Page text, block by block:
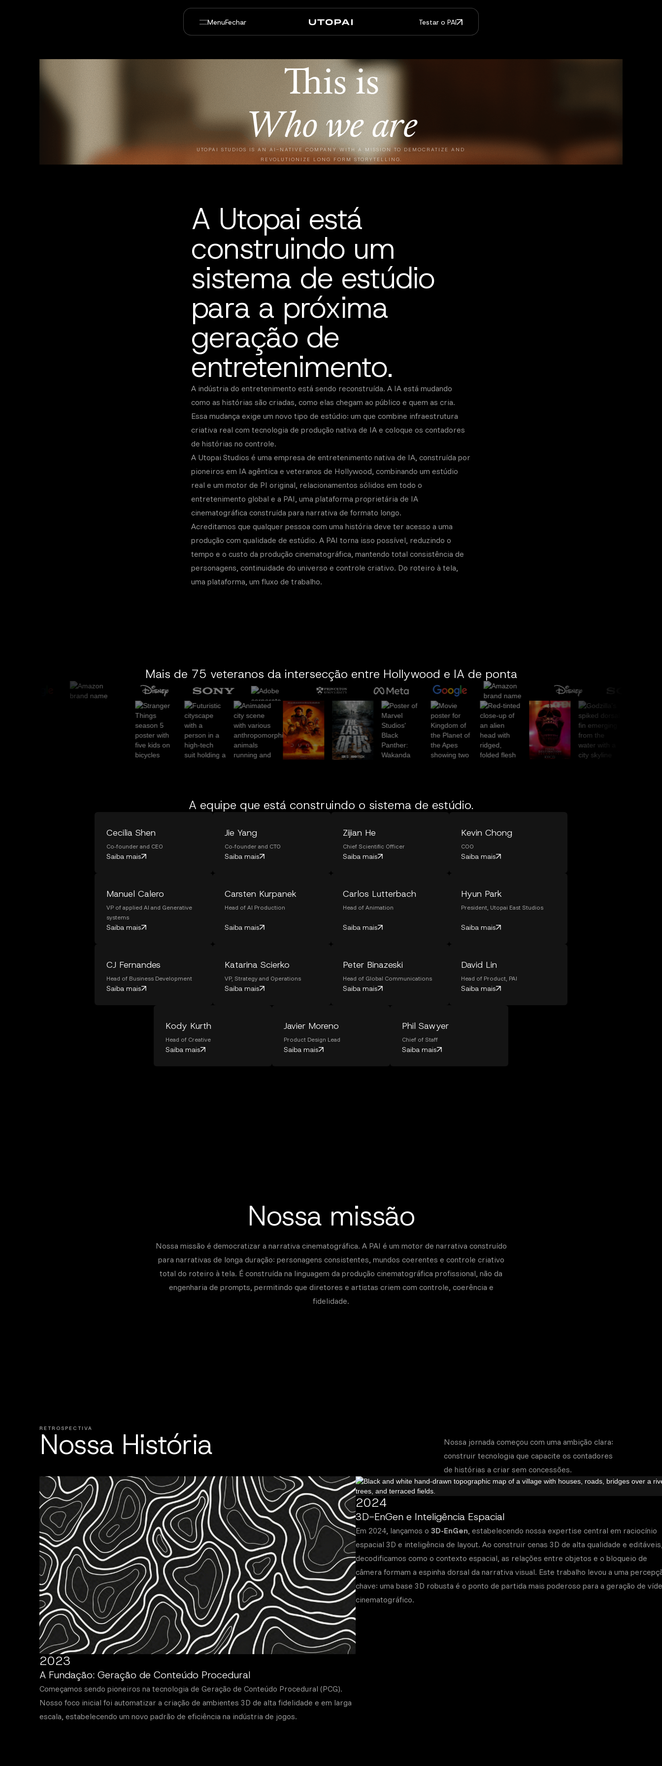
MenuFechar Testar o PAI
PAI Pro
Um estúdio dentro do seu
agente de programação
Enterprise
Feito para fluxos de trabalho
empresariais
This is
Whowe are
UTOPAI STUDIOS IS AN AI-NATIVE COMPANY WITH A MISSION TO DEMOCRATIZE AND
REVOLUTIONIZE LONG FORM STORYTELLING.
A Utopai está
construindo um
sistema de estúdio
para a próxima
geração de
entretenimento.
A indústria do entretenimento está sendo reconstruída. A IA está mudando
como as histórias são criadas, como elas chegam ao público e quem as cria.
Essa mudança exige um novo tipo de estúdio: um que combine infraestrutura
criativa real com tecnologia de produção nativa de IA e coloque os contadores
de histórias no controle.
A Utopai Studios é uma empresa de entretenimento nativa de IA, construída por
pioneiros em IA agêntica e veteranos de Hollywood, combinando um estúdio
real e um motor de PI original, relacionamentos sólidos em todo o
entretenimento global e a PAI, uma plataforma proprietária de IA
cinematográfica construída para narrativa de formato longo.
Acreditamos que qualquer pessoa com uma história deve ter acesso a uma
produção com qualidade de estúdio. A PAI torna isso possível, reduzindo o
tempo e o custo da produção cinematográfica, mantendo total consistência de
personagens, continuidade do universo e controle criativo. Do roteiro à tela,
uma plataforma, um fluxo de trabalho.
Mais de 75 veteranos da intersecção entre Hollywood e IA de ponta
A equipe que está construindo o sistema de estúdio.
Cecilia Shen
Co-founder and CEO
Saiba mais
Jie Yang
Co-founder and CTO
Saiba mais
Zijian He
Chief Scientific Officer
Saiba mais
Kevin Chong
COO
Saiba mais
Manuel Calero
VP of applied AI and Generative
systems
Saiba mais
Carsten Kurpanek
Head of AI Production
Saiba mais
Carlos Lutterbach
Head of Animation
Saiba mais
Hyun Park
President, Utopai East Studios
Saiba mais
CJ Fernandes
Head of Business Development
Saiba mais
Katarina Scierko
VP, Strategy and Operations
Saiba mais
Peter Binazeski
Head of Global Communications
Saiba mais
David Lin
Head of Product, PAI
Saiba mais
Kody Kurth
Head of Creative
Saiba mais
Javier Moreno
Product Design Lead
Saiba mais
Phil Sawyer
Chief of Staff
Saiba mais
Nossa missão
Nossa missão é democratizar a narrativa cinematográfica. A PAI é um motor de narrativa construído
para narrativas de longa duração: personagens consistentes, mundos coerentes e controle criativo
total do roteiro à tela. É construída na linguagem da produção cinematográfica profissional, não da
engenharia de prompts, permitindo que diretores e artistas criem com controle, coerência e
fidelidade.
RETROSPECTIVA
Nossa História
Nossa jornada começou com uma ambição clara:
construir tecnologia que capacite os contadores
de histórias a criar sem concessões.
2023
A Fundação: Geração de Conteúdo Procedural
Começamos sendo pioneiros na tecnologia de Geração de Conteúdo Procedural (PCG).
Nosso foco inicial foi automatizar a criação de ambientes 3D de alta fidelidade e em larga
escala, estabelecendo um novo padrão de eficiência na indústria de jogos.
2024
3D-EnGen e Inteligência Espacial
Em 2024, lançamos o 3D-EnGen, estabelecendo nossa expertise central em raciocínio
espacial 3D e inteligência de layout. Ao construir cenas 3D de alta qualidade e
decodificamos como o contexto espacial, as relações entre objetos e o bloqueio de
câmera formam a espinha dorsal da narrativa visual. Este trabalho levou a uma
chave: uma base 3D robusta é o ponto de partida mais poderoso para a geração de
cinematográfico.